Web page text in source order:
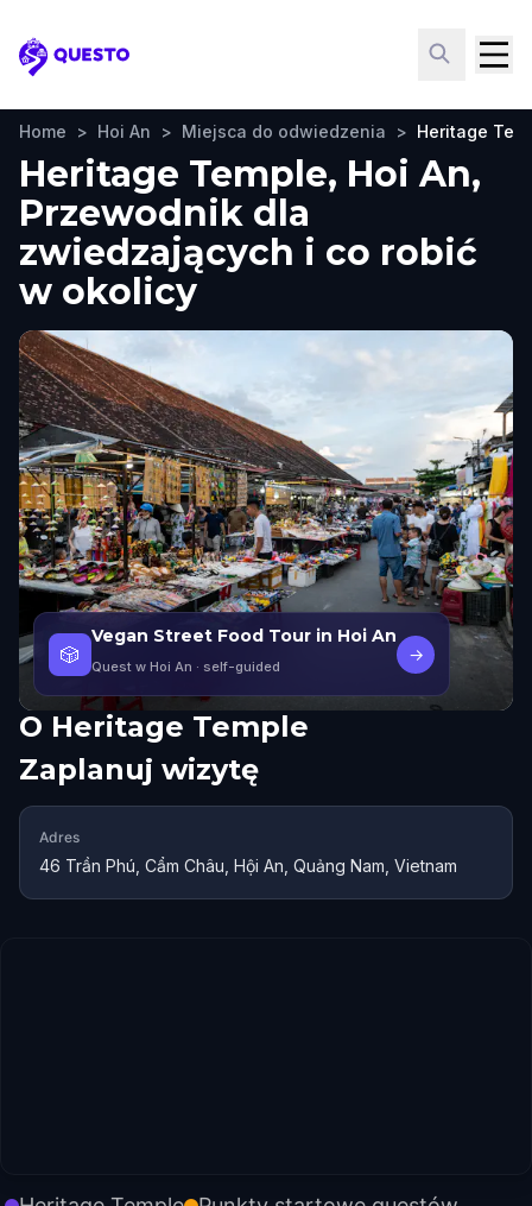
Questo
Home > Hoi An > Miejsca do odwiedzenia > Heritage
Heritage Temple, Hoi An,
Przewodnik dla
zwiedzających i co robić
w okolicy
🎲
Vegan Street Food Tour in Hoi An
Quest w Hoi An · self-guided
→
O Heritage Temple
Zaplanuj wizytę
Adres
46 Trần Phú, Cẩm Châu, Hội An, Quảng Nam, Vietnam